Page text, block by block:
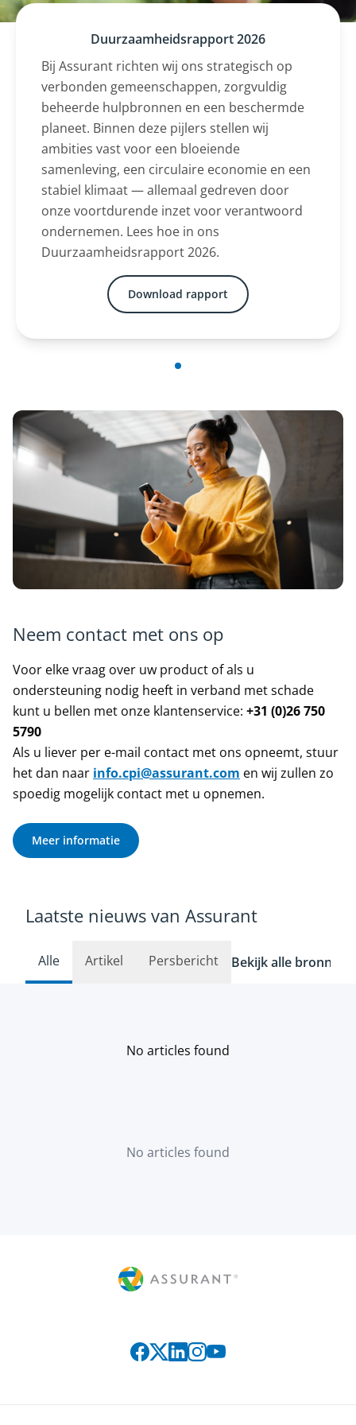
Duurzaamheidsrapport 2026
Bij Assurant richten wij ons strategisch op
verbonden gemeenschappen, zorgvuldig
beheerde hulpbronnen en een beschermde
planeet. Binnen deze pijlers stellen wij
ambities vast voor een bloeiende
samenleving, een circulaire economie en een
stabiel klimaat — allemaal gedreven door
onze voortdurende inzet voor verantwoord
ondernemen. Lees hoe in ons
Duurzaamheidsrapport 2026.
Download rapport
Neem contact met ons op
Voor elke vraag over uw product of als u
ondersteuning nodig heeft in verband met schade
kunt u bellen met onze klantenservice: +31 (0)26 750
5790
Als u liever per e-mail contact met ons opneemt, stuur
het dan naar info.cpi@assurant.com en wij zullen zo
spoedig mogelijk contact met u opnemen.
Meer informatie
Laatste nieuws van Assurant
Alle Artikel Persbericht Bekijk alle bronnen
No articles found
No articles found